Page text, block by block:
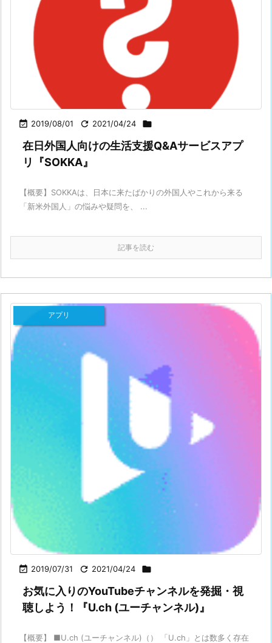
 2019/08/01  2021/04/24 
在日外国人向けの生活支援Q&Aサービスアプ
リ『SOKKA』
【概要】SOKKAは、日本に来たばかりの外国人やこれから来る
「新米外国人」の悩みや疑問を、 ...
記事を読む
 2019/07/31  2021/04/24 
アプリ
お気に入りのYouTubeチャンネルを発掘・視
聴しよう！『U.ch (ユーチャンネル)』
【概要】 ■U.ch (ユーチャンネル)（） 「U.ch」とは数多く存在